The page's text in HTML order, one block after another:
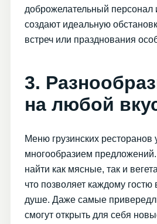
доброжелательный персонал
создают идеальную
встреч или празднования
3.
на любой
Меню грузинских ресторанов
многообразием
найти как мясные, так и
что позволяет каждому гостю
душе. Даже самые
смогут открыть для себя